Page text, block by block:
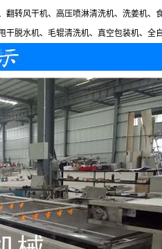
转风干机、高压喷淋清洗机、洗姜机
脱水机、毛辊清洗机、真空包装机、全